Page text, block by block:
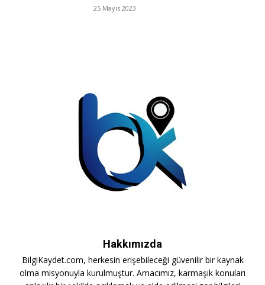
25 Mayıs 2023
Hakkımızda
BilgiKaydet.com, herkesin erişebileceği güvenilir bir kaynak
olma misyonuyla kurulmuştur. Amacımız, karmaşık konuları